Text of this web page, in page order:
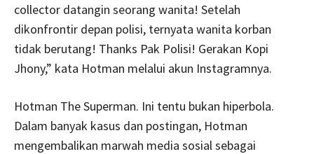
collector datangin seorang wanita! Setelah
dikonfrontir depan polisi, ternyata wanita korban
tidak berutang! Thanks Pak Polisi! Gerakan Kopi
Jhony,” kata Hotman melalui akun Instagramnya.
Hotman The Superman. Ini tentu bukan hiperbola.
Dalam banyak kasus dan postingan, Hotman
mengembalikan marwah media sosial sebagai